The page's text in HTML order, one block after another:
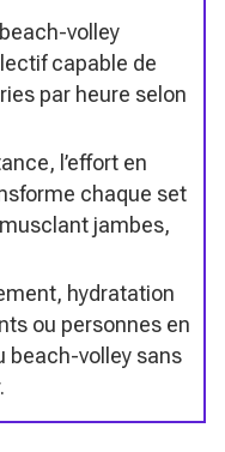
volley
capable de
par heure selon
l’effort en
chaque set
jambes,
hydratation
ou personnes en
beach-volley sans